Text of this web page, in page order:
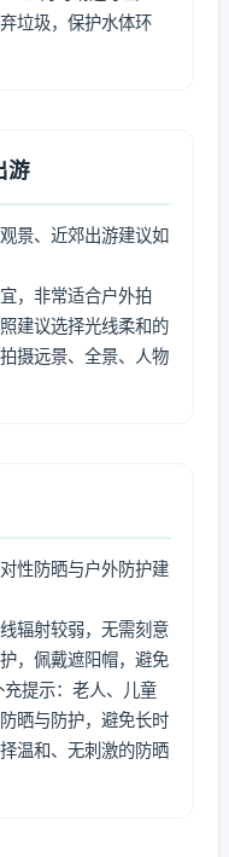
垃圾，保护水体环
游
景、近郊出游建议如
，非常适合户外拍
建议选择光线柔和的
摄远景、全景、人物
性防晒与户外防护建
辐射较弱，无需刻意
，佩戴遮阳帽，避免
提示：老人、儿童
晒与防护，避免长时
温和、无刺激的防晒